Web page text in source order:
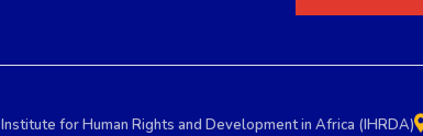
Institute for Human Rights and Development in Africa (IHRDA)